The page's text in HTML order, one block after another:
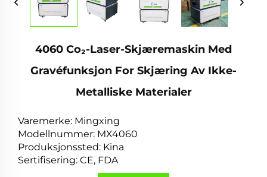
4060 Co₂-Laser-Skjæremaskin Med
Gravéfunksjon For Skjæring Av Ikke-
Metalliske Materialer
Varemerke: Mingxing
Modellnummer: MX4060
Produksjonssted: Kina
Sertifisering: CE, FDA